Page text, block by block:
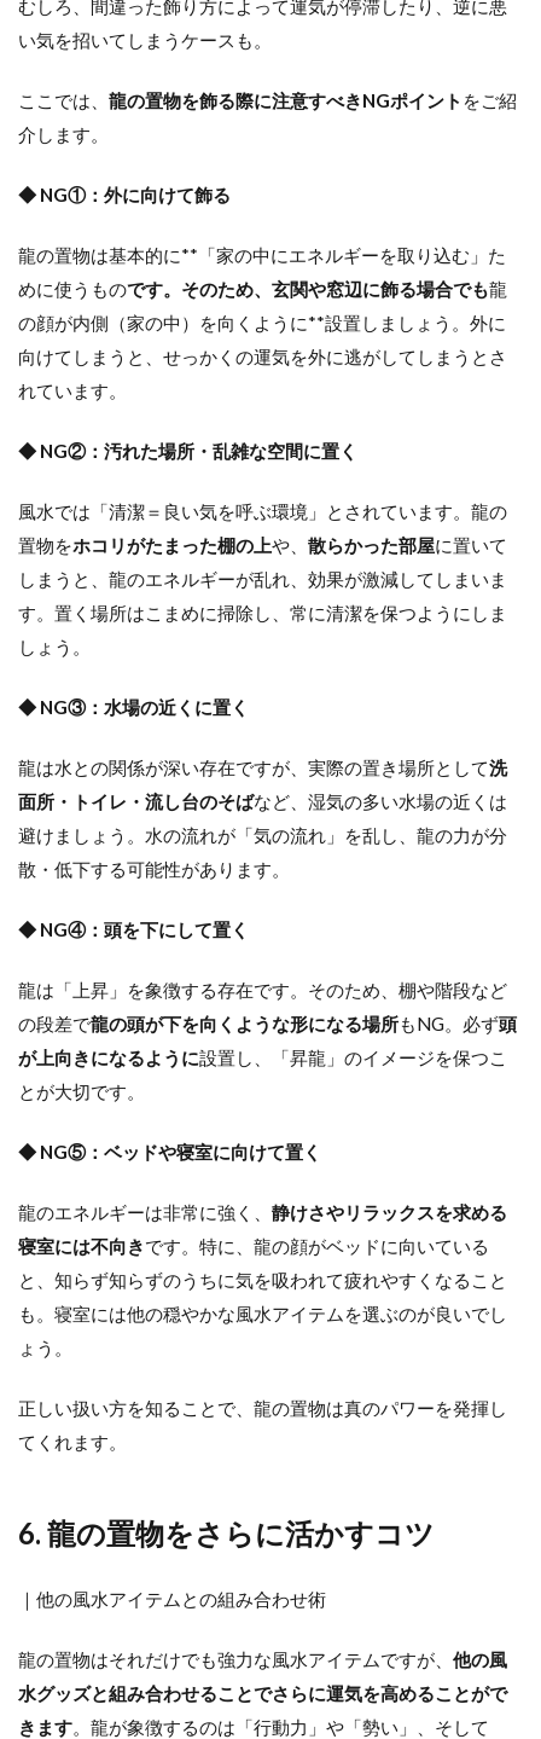
むしろ、間違った飾り方によって運気が停滞したり、逆に悪
い気を招いてしまうケースも。
ここでは、 龍の置物を飾る際に注意すべきNGポイント をご紹
介します。
◆ NG①：外に向けて飾る
龍の置物は基本的に**「家の中にエネルギーを取り込む」た
めに使うものです。そのため、玄関や窓辺に飾る場合でも龍
の顔が内側（家の中）を向くように**設置しましょう。外に
向けてしまうと、せっかくの運気を外に逃がしてしまうとさ
れています。
◆ NG②：汚れた場所・乱雑な空間に置く
風水では「清潔＝良い気を呼ぶ環境」とされています。龍の
置物をホコリがたまった棚の上や、 散らかった部屋に置いて
しまうと、龍のエネルギーが乱れ、効果が激減してしまいま
す。置く場所はこまめに掃除し、常に清潔を保つようにしま
しょう。
◆ NG③：水場の近くに置く
龍は水との関係が深い存在ですが、実際の置き場所として洗
面所・トイレ・流し台のそばなど、湿気の多い水場の近くは
避けましょう。水の流れが「気の流れ」を乱し、龍の力が分
散・低下する可能性があります。
◆ NG④：頭を下にして置く
龍は「上昇」を象徴する存在です。そのため、棚や階段など
の段差で龍の頭が下を向くような形になる場所もNG。必ず頭
が上向きになるように設置し、「昇龍」のイメージを保つこ
とが大切です。
◆ NG⑤：ベッドや寝室に向けて置く
龍のエネルギーは非常に強く、 静けさやリラックスを求める
寝室には不向きです。特に、龍の顔がベッドに向いている
と、知らず知らずのうちに気を吸われて疲れやすくなること
も。寝室には他の穏やかな風水アイテムを選ぶのが良いでし
ょう。
正しい扱い方を知ることで、龍の置物は真のパワーを発揮し
てくれます。
6. 龍の置物をさらに活かすコツ
｜他の風水アイテムとの組み合わせ術
龍の置物はそれだけでも強力な風水アイテムですが、 他の風
水グッズと組み合わせることでさらに運気を高めることがで
きます。龍が象徴するのは「行動力」や「勢い」、そして